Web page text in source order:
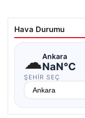
Hava Durumu
☁Ankara
NaN°C
ŞEHIR SEÇ